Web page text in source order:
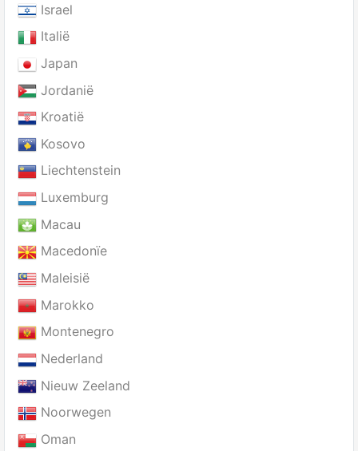
Israel
Italië
Japan
Jordanië
Kroatië
Kosovo
Liechtenstein
Luxemburg
Macau
Macedonïe
Maleisië
Marokko
Montenegro
Nederland
Nieuw Zeeland
Noorwegen
Oman